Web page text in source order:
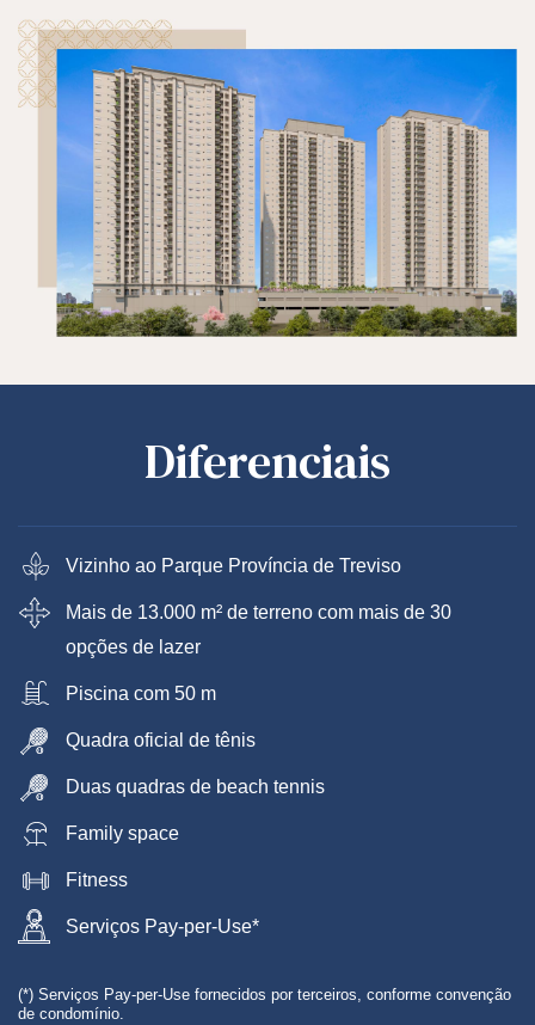
Diferenciais
Vizinho ao Parque Província de Treviso
Mais de 13.000 m² de terreno com mais de 30
opções de lazer
Piscina com 50 m
Quadra oficial de tênis
Duas quadras de beach tennis
Family space
Fitness
Serviços Pay-per-Use*
(*) Serviços Pay-per-Use fornecidos por terceiros, conforme convenção
de condomínio.